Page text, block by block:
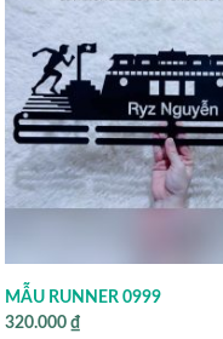
MẪU RUNNER 0999
320.000₫